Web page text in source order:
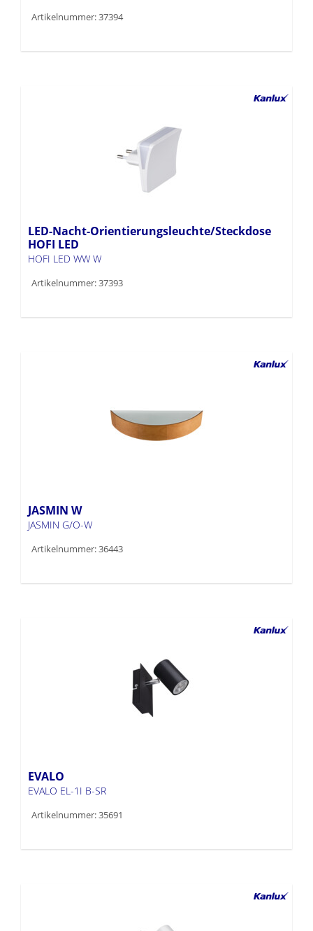
Artikelnummer: 37394
LED-Nacht-Orientierungsleuchte/Steckdose
HOFI LED
HOFI LED WW W
Artikelnummer: 37393
JASMIN W
JASMIN G/O-W
Artikelnummer: 36443
EVALO
EVALO EL-1I B-SR
Artikelnummer: 35691